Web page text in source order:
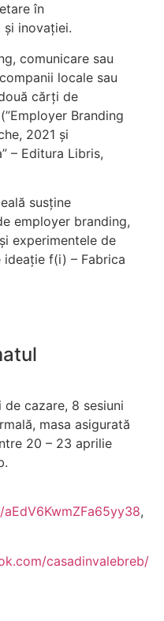
în
inovației.
comunicare sau
locale sau
cărți de
Branding
2021 și
– Editura Libris,
susține
employer branding,
experimentele de
f(i) – Fabrica
cazare, 8 sesiuni
masa asigurată
20 – 23 aprilie
,
casadinvalebreb/